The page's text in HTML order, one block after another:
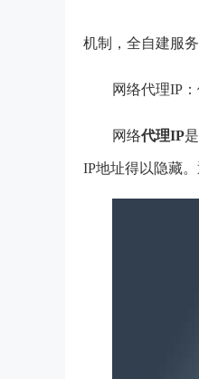
机制，全自建服
网络代理IP
网络代理IP
IP地址得以隐藏